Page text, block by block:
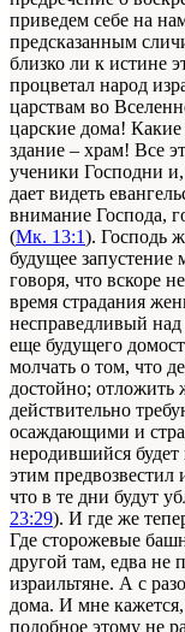
приведем себе на
предсказанным
близко ли к истине
процветал народ
царствам во
царские дома!
здание – храм! Все
ученики Господни
дает видеть
внимание Господа,
(Мк. 13:1). Господь
будущее запустение
говоря, что вскоре
время страдания
несправедливый
еще будущего
молчать о том, что
достойно; отложить
действительно
осаждающими и
неродившийся
этим предвозвестил
что в те дни будут
23:29). И где же
Где сторожевые
другой там, едва не
израильтяне. А с
дома. И мне кажется,
подобное этому не